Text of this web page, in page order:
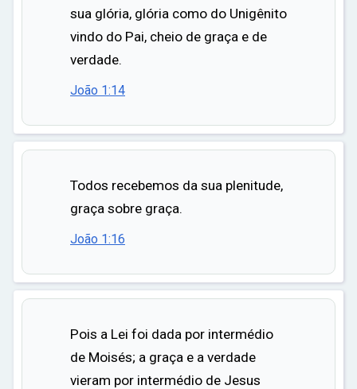
sua glória, glória como do Unigênito
vindo do Pai, cheio de graça e de
verdade.
João 1:14
Todos recebemos da sua plenitude,
graça sobre graça.
João 1:16
Pois a Lei foi dada por intermédio
de Moisés; a graça e a verdade
vieram por intermédio de Jesus